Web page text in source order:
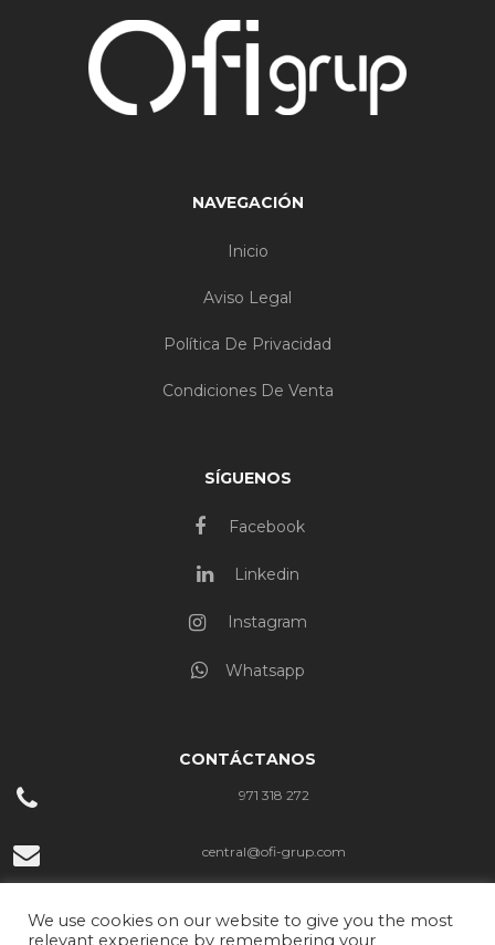
NAVEGACIÓN
Inicio
Aviso Legal
Política De Privacidad
Condiciones De Venta
SÍGUENOS
Facebook
Linkedin
Instagram
Whatsapp
CONTÁCTANOS
971 318 272
central@ofi-grup.com
07800 Ibiza
We use cookies on our website to give you the most
relevant experience by remembering your